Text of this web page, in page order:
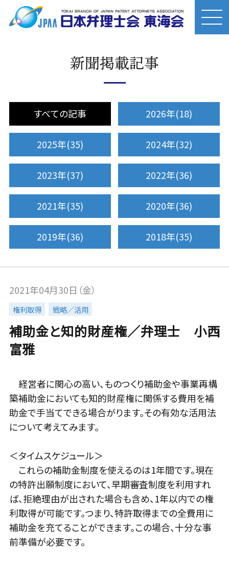
新聞掲載記事
すべての記事 2026年(18)
2025年(35) 2024年(32)
2023年(37) 2022年(36)
2021年(35) 2020年(36)
2019年(36) 2018年(35)
補助金と知的財産権／弁理士 小西
富雅
2021年04月30日（金）
権利取得 戦略／活用
経営者に関心の高い、ものつくり補助金や事業再構
築補助金においても知的財産権に関係する費用を補
助金で手当てできる場合がります。その有効な活用法
について考えてみます。
＜タイムスケジュール＞
これらの補助金制度を使えるのは1年間です。現在
の特許出願制度において、早期審査制度を利用すれ
ば、拒絶理由が出された場合も含め、1年以内での権
利取得が可能です。つまり、特許取得までの全費用に
補助金を充てることができます。この場合、十分な事
前準備が必要です。